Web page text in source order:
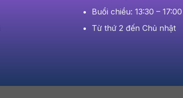
Buổi chiều: 13:30 – 17:00
Từ thứ 2 đến Chủ nhật